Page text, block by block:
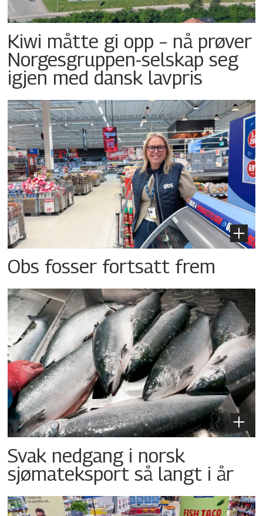
Kiwi måtte gi opp – nå prøver
Norgesgruppen-selskap seg
igjen med dansk lavpris
Obs fosser fortsatt frem
Svak nedgang i norsk
sjømateksport så langt i år